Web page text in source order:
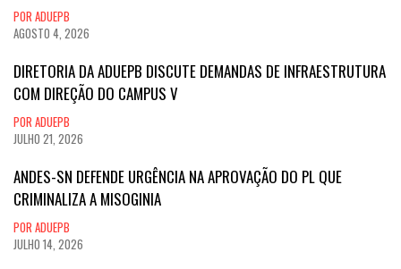
POR ADUEPB
AGOSTO 4, 2026
DIRETORIA DA ADUEPB DISCUTE DEMANDAS DE INFRAESTRUTURA
COM DIREÇÃO DO CAMPUS V
POR ADUEPB
JULHO 21, 2026
ANDES-SN DEFENDE URGÊNCIA NA APROVAÇÃO DO PL QUE
CRIMINALIZA A MISOGINIA
POR ADUEPB
JULHO 14, 2026